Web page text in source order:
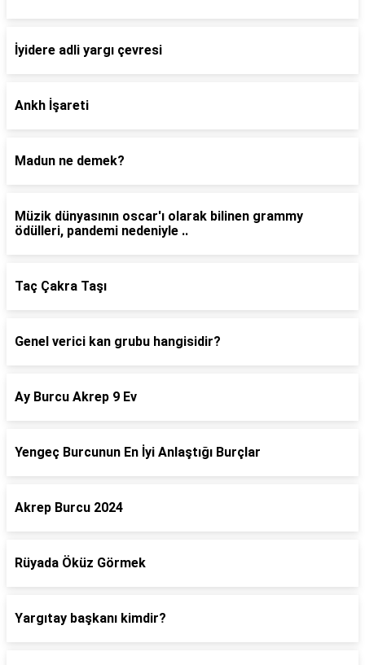
İyidere adli yargı çevresi
Ankh İşareti
Madun ne demek?
Müzik dünyasının oscar'ı olarak bilinen grammy
ödülleri, pandemi nedeniyle ..
Taç Çakra Taşı
Genel verici kan grubu hangisidir?
Ay Burcu Akrep 9 Ev
Yengeç Burcunun En İyi Anlaştığı Burçlar
Akrep Burcu 2024
Rüyada Öküz Görmek
Yargıtay başkanı kimdir?